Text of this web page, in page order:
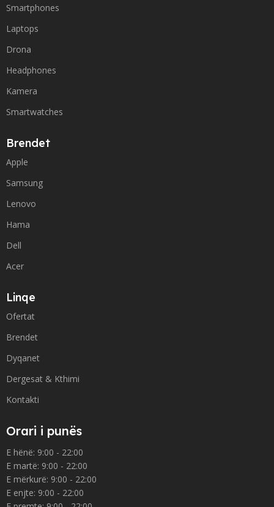
Smartphones
Laptops
Drona
Headphones
Kamera
Smartwatches
Brendet
Apple
Samsung
Lenovo
Hama
Dell
Acer
Linqe
Ofertat
Brendet
Dyqanet
Dergesat & Kthimi
Kontakti
Orari i punës
E hënë: 9:00 - 22:00
E martë: 9:00 - 22:00
E mërkurë: 9:00 - 22:00
E enjte: 9:00 - 22:00